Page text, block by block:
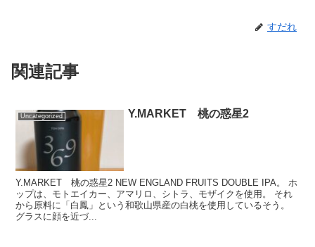
すだれ
関連記事
Uncategorized Y.MARKET 桃の惑星2
Y.MARKET 桃の惑星2 NEW ENGLAND FRUITS DOUBLE IPA。 ホ
ップは、モトエイカー、アマリロ、シトラ、モザイクを使用。 それ
から原料に「白鳳」という和歌山県産の白桃を使用しているそう。
グラスに顔を近づ...